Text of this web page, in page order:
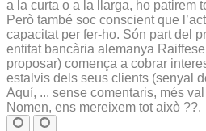
a la curta o a la llarga, ho patirem
Però també soc conscient que
capacitat per fer-ho. Són part del
entitat bancària alemanya
proposar) comença a cobrar
estalvis dels seus clients (senyal
Aquí, ... sense comentaris, més
Nomen, ens mereixem tot això ??.